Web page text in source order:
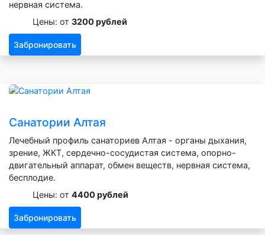
нервная система.
Цены: от 3200 рублей
Забронировать
Санатории Алтая
Лечебный профиль санаториев Алтая - органы дыхания,
зрение, ЖКТ, сердечно-сосудистая система, опорно-
двигательный аппарат, обмен веществ, нервная система,
бесплодие.
Цены: от 4400 рублей
Забронировать